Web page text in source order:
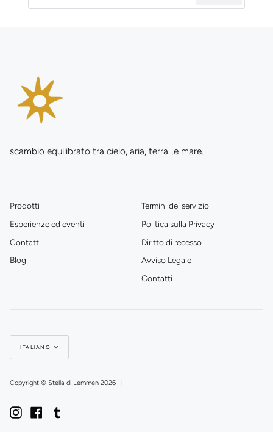
scambio equilibrato tra cielo, aria, terra...e mare.
Prodotti
Esperienze ed eventi
Contatti
Blog
Termini del servizio
Politica sulla Privacy
Diritto di recesso
Avviso Legale
Contatti
Lingua
ITALIANO
Copyright © Stella di Lemmen 2026